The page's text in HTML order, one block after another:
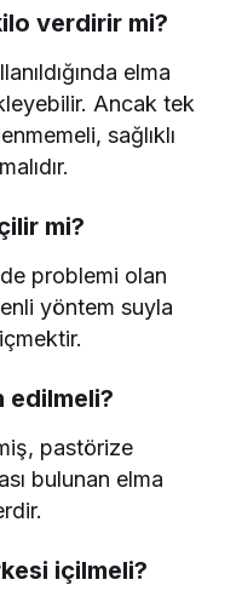
verdirir mi?
elma
Ancak tek
sağlıklı
mi?
problemi olan
yöntem suyla
edilmeli?
pastörize
bulunan elma
içilmeli?